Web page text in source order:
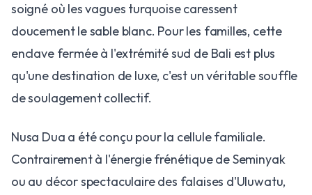
soigné où les vagues turquoise caressent
doucement le sable blanc. Pour les familles, cette
enclave fermée à l'extrémité sud de Bali est plus
qu'une destination de luxe, c'est un véritable souffle
de soulagement collectif.
​Nusa Dua a été conçu pour la cellule familiale.
Contrairement à l'énergie frénétique de Seminyak
ou au décor spectaculaire des falaises d'Uluwatu,